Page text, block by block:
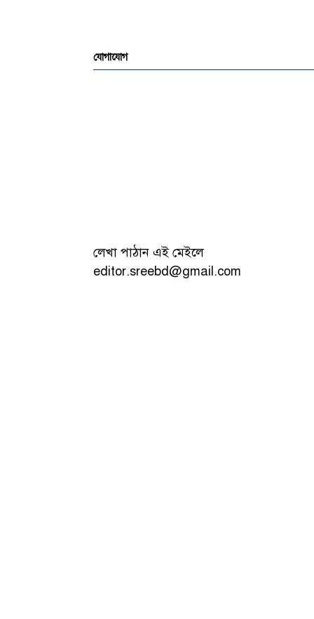
যোগাযোগ
লেখা পাঠান এই মেইলে
editor.sreebd@gmail.com